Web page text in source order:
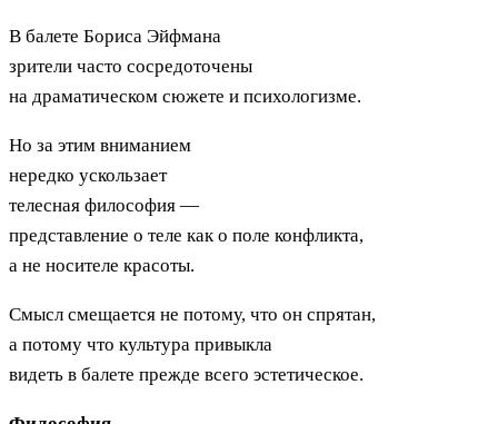
В балете Бориса Эйфмана
зрители часто сосредоточены
на драматическом сюжете и психологизме.
Но за этим вниманием
нередко ускользает
телесная философия —
представление о теле как о поле конфликта,
а не носителе красоты.
Смысл смещается не потому, что он спрятан,
а потому что культура привыкла
видеть в балете прежде всего эстетическое.